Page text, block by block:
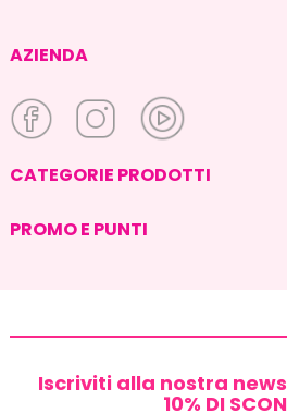
AZIENDA
CATEGORIE PRODOTTI
PROMO E PUNTI
Iscriviti alla nostra
10% DI